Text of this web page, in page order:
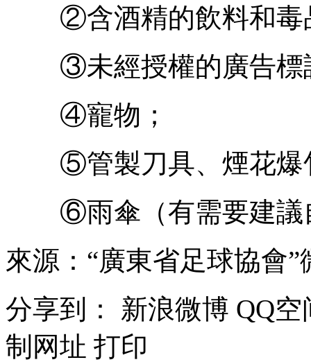
②含酒精的飲料和毒
③未經授權的廣告標
④寵物；
⑤管製刀具、煙花爆
⑥雨傘（有需要建議
來源：“廣東省足球協會”
分享到：
新浪微博 QQ空
制网址 打印